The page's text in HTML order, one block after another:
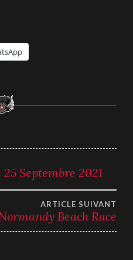
Septembre 2021
ARTICLE SUIVANT
Beach Race